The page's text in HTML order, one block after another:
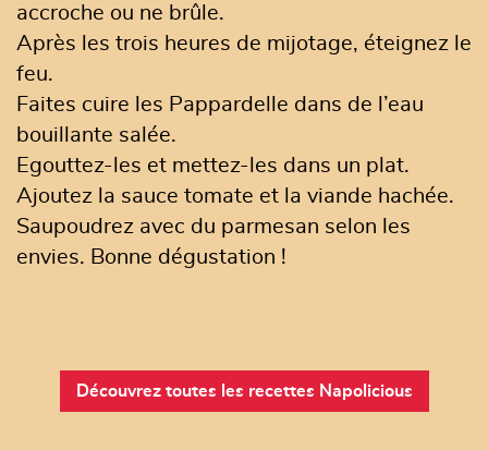
accroche ou ne brûle.
Après les trois heures de mijotage, éteignez le
feu.
Faites cuire les Pappardelle dans de l’eau
bouillante salée.
Egouttez-les et mettez-les dans un plat.
Ajoutez la sauce tomate et la viande hachée.
Saupoudrez avec du parmesan selon les
envies. Bonne dégustation !
Découvrez toutes les recettes Napolicious